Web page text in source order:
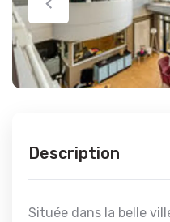
Description
Située dans la belle